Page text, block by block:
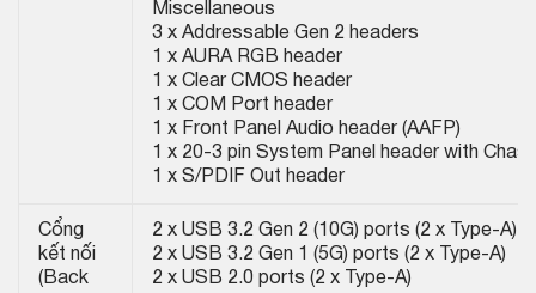
Miscellaneous
3 x Addressable Gen 2 headers
1 x AURA RGB header
1 x Clear CMOS header
1 x COM Port header
1 x Front Panel Audio header (AAFP)
1 x 20-3 pin System Panel header with
1 x S/PDIF Out header
Cổng
kết nối
(Back
2 x USB 3.2 Gen 2 (10G) ports (2 x Type-A)
2 x USB 3.2 Gen 1 (5G) ports (2 x Type-A)
2 x USB 2.0 ports (2 x Type-A)